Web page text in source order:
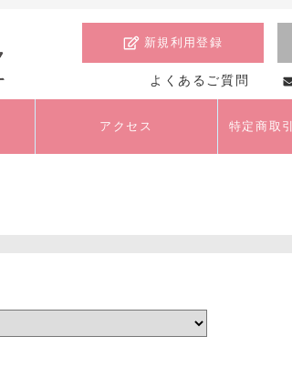
新規利用登録
よくあるご質問
趣味
アクセス 特定商取